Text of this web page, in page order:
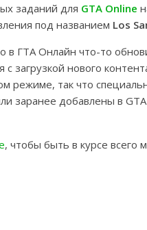
заданий для GTA Online
под названием Los
в ГТА Онлайн что-то
с загрузкой нового
режиме, так что
заранее добавлены в
, чтобы быть в курсе всего